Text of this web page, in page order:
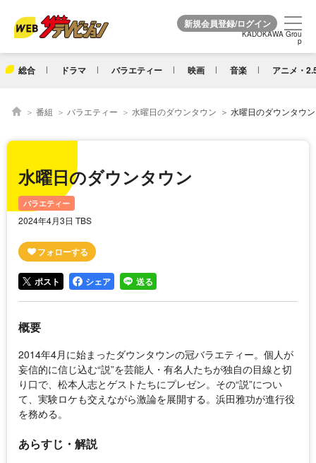
KADOKAWA Grou
p
総合 ドラマ バラエティー 映画 音楽 アニメ・
KADOKAWA Grou
p
番組 バラエティー 水曜日のダウンタウン 水曜日のダウンタウン
水曜日のダウンタウン
バラエティー
2024年4月3日 TBS
ポスト シェア 送る
概要
2014年4月に始まったダウンタウンの冠バラエティー。個人が
妄信的に信じ込む“説”を芸能人・有名人たちが独自の目線と切
り口で、松本人志とゲストたちにプレゼン。その“説”につい
て、実験ロケも交えながら激論を展開する。浜田雅功が進行役
を務める。
あらすじ・解説